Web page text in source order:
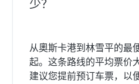
少？
从奧斯卡港到林雪平的最
起。这条路线的平均票价
建议您提前预订车票，以